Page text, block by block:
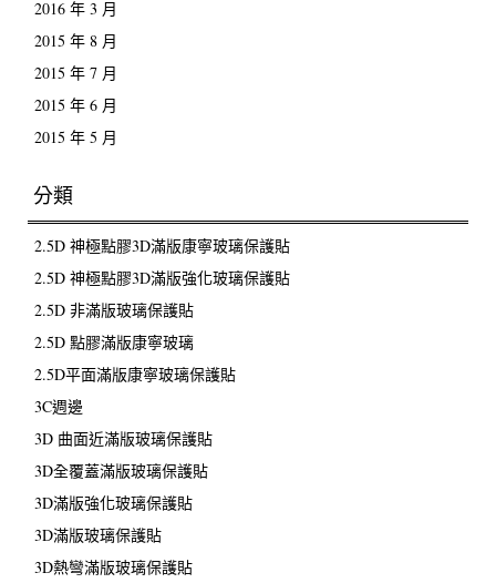
2016 年 3 月
2015 年 8 月
2015 年 7 月
2015 年 6 月
2015 年 5 月
分類
2.5D 神極點膠3D滿版康寧玻璃保護貼
2.5D 神極點膠3D滿版強化玻璃保護貼
2.5D 非滿版玻璃保護貼
2.5D 點膠滿版康寧玻璃
2.5D平面滿版康寧玻璃保護貼
3C週邊
3D 曲面近滿版玻璃保護貼
3D全覆蓋滿版玻璃保護貼
3D滿版強化玻璃保護貼
3D滿版玻璃保護貼
3D熱彎滿版玻璃保護貼